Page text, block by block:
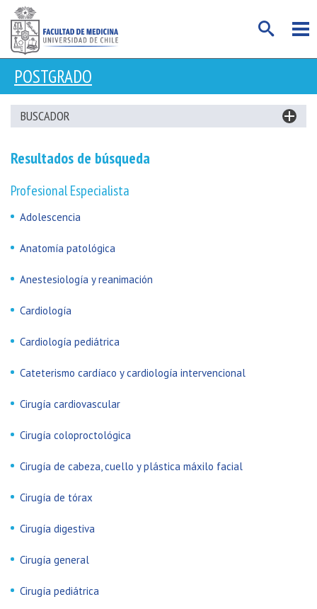
POSTGRADO
BUSCADOR
Resultados de búsqueda
Profesional Especialista
Adolescencia
Anatomía patológica
Anestesiología y reanimación
Cardiología
Cardiología pediátrica
Cateterismo cardíaco y cardiología intervencional
Cirugía cardiovascular
Cirugía coloproctológica
Cirugía de cabeza, cuello y plástica máxilo facial
Cirugía de tórax
Cirugía digestiva
Cirugía general
Cirugía pediátrica